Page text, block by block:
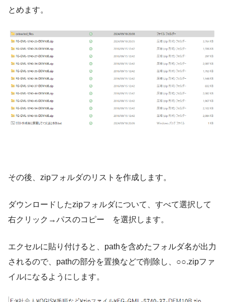
とめます。
その後、zipフォルダのリストを作成します。
ダウンロードしたzipフォルダについて、すべて選択して
右クリック→パスのコピー を選択します。
エクセルに貼り付けると、pathを含めたフォルダ名が出力
されるので、pathの部分を置換などで削除し、○○.zipファ
イルになるようにします。